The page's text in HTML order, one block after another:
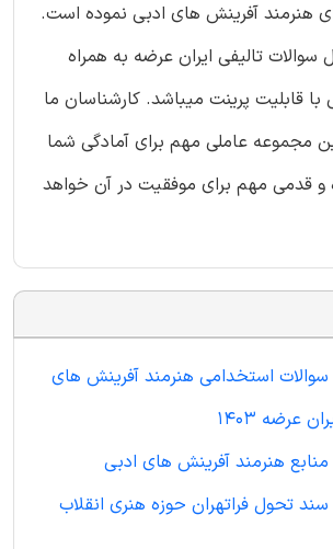
هنرمند آفرینش های ادبی نموده است.
تالیفی ایران عرضه به همراه
قابلیت پرینت میباشد. کارشناسان ما
مجموعه عاملی مهم برای آمادگی شما
و قدمی مهم برای موفقیت در آن خواهد
سوالات استخدامی هنرمند آفرینش های
عرضه 1403
منابع هنرمند آفرینش های ادبی
سند تحول فراتهران حوزه هنری انقلاب